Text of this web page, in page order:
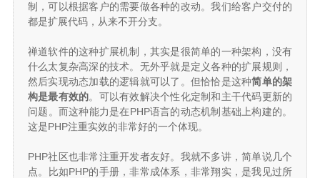
制，可以根据客户的需要做各种的改动。我们给客户交付的
都是扩展代码，从来不开分支。
禅道软件的这种扩展机制，其实是很简单的一种架构，没有
什么太复杂高深的技术。无外乎就是定义各种的扩展规则，
然后实现动态加载的逻辑就可以了。但恰恰是这种简单的架
构是最有效的。可以有效解决个性化定制和主干代码更新的
问题。而这种能力是在PHP语言的动态机制基础上构建的。
这是PHP注重实效的非常好的一个体现。
PHP社区也非常注重开发者友好。我就不多讲，简单说几个
点。比如PHP的手册，非常成体系，非常翔实，是我见过所